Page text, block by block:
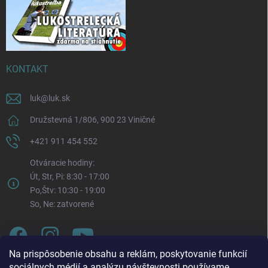
Na prispôsobenie obsahu a reklám, poskytovanie funkcií
KONTAKT
luk@ luk.sk
Družstevná 1/806, 900 23 Viničné
+421 911 454 552
Otváracie hodiny:
Út, Str, Pi: 8:30 - 17:00
Po,Štv: 10:30 - 19:00
So, Ne: zatvorené